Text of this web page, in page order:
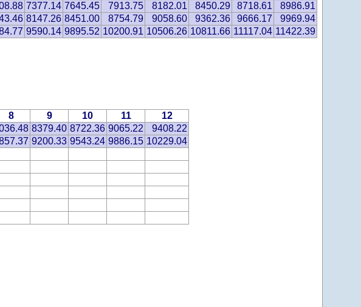
7377.14 7645.45 7913.75 8182.01 8450.29 8718.61
8986.91
8147.26 8451.00 8754.79 9058.60 9362.36 9666.17
9969.94
9590.14 9895.52 10200.91 10506.26 10811.66 11117.04 11422.39
8 9 10 11
12
8379.40 8722.36 9065.22
9408.22
9200.33 9543.24 9886.15 10229.04